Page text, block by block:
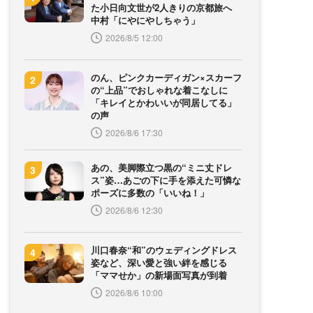
た小日向文世が2人きりの京都旅へ
中村「にやにやしちゃう」
2026/8/5 12:00
のん、ピンクカーディガン×スカーフ
の“上品”でおしゃれな着こなしに
「キレイとかわいいが同居してる」
の声
2026/8/6 17:30
あの、美脚際立つ黒の“ミニ丈ドレ
ス”姿…あごの下に手を添えた可憐な
ポーズに多数の「いいね！」
2026/8/6 12:30
川口春奈“和”のウェディングドレス
姿など、深い愛と強い絆を感じる
「ママせか」の新場面写真が到着
2026/8/6 10:00